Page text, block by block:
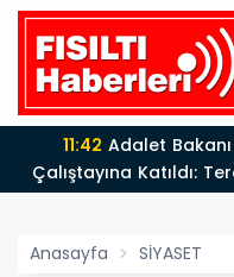
13:39BÖLGE MEDYASINDAN GÜÇLÜ ADIM: İŞ KADINI VE
SİYASETÇİ YASEMİN
Anasayfa SİYASET